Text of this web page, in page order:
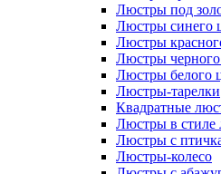
Люстры под
Люстры синего
Люстры
Люстры черного
Люстры белого
Люстры-тарелки
Квадратные
Люстры в стиле
Люстры с
Люстры-колесо